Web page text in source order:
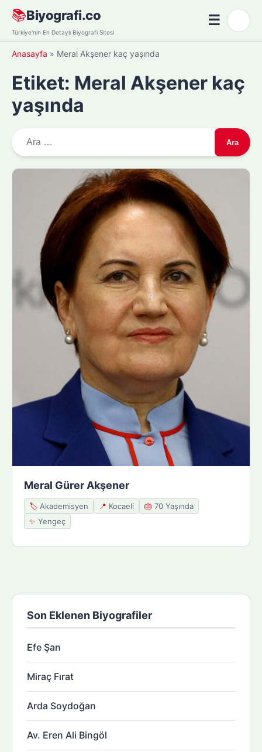
Skip
content
📚Biyografi.co
Türkiye'nin En Detaylı Biyografi Sitesi
☰Menü
Anasayfa » Meral Akşener kaç yaşında
Etiket: Meral Akşener kaç
yaşında
r
Meral Gürer Akşener
🏷️ Akademisyen 📍 Kocaeli 🎂 70 Yaşında
✨ Yengeç
Son Eklenen Biyografiler
Efe Şan
Miraç Fırat
Arda Soydoğan
Av. Eren Ali Bingöl